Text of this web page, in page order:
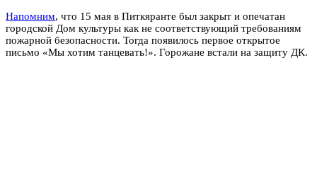
Напомним, что 15 мая в Питкяранте был закрыт и опечатан
городской Дом культуры как не соответствующий требованиям
пожарной безопасности. Тогда появилось первое открытое
письмо «Мы хотим танцевать!». Горожане встали на защиту ДК.